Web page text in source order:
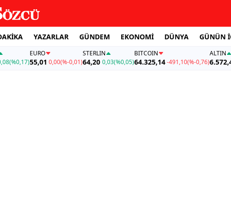
YAZARLAR GÜNDEM EKONOMİ DÜNYA GÜNÜN
(%0,17)
EURO
55,01 0,00(%-0,01)
STERLIN
64,20 0,03(%0,05)
BITCOIN
64.325,14-491,10(%-0,76)
ALTIN